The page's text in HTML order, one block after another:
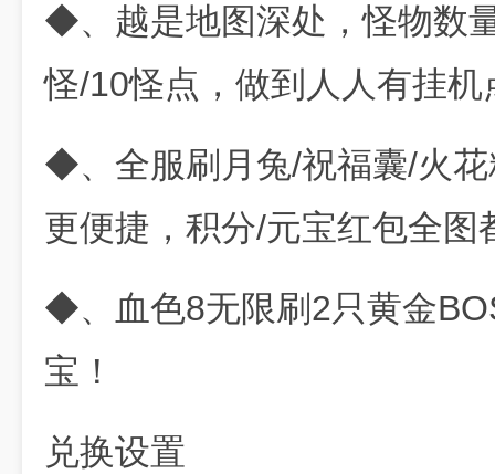
◆、越是地图深处，怪物数
怪/10怪点，做到人人有挂机
◆、全服刷月兔/祝福囊/火
更便捷，积分/元宝红包全图
◆、血色8无限刷2只黄金
宝！
兑换设置